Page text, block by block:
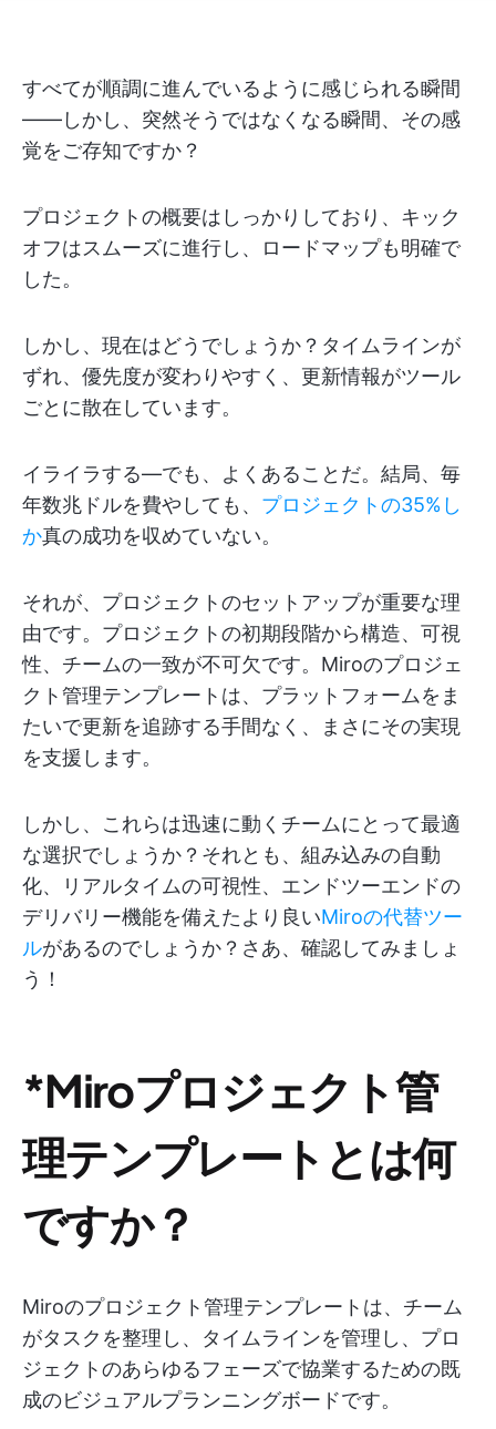
すべてが順調に進んでいるように感じられる瞬間
——しかし、突然そうではなくなる瞬間、その感
覚をご存知ですか？
プロジェクトの概要はしっかりしており、キック
オフはスムーズに進行し、ロードマップも明確で
した。
しかし、現在はどうでしょうか？タイムラインが
ずれ、優先度が変わりやすく、更新情報がツール
ごとに散在しています。
イライラする—でも、よくあることだ。結局、毎
年数兆ドルを費やしても、 プロジェクトの35%し
か真の成功を収めていない。
それが、プロジェクトのセットアップが重要な理
由です。プロジェクトの初期段階から構造、可視
性、チームの一致が不可欠です。Miroのプロジェ
クト管理テンプレートは、プラットフォームをま
たいで更新を追跡する手間なく、まさにその実現
を支援します。
しかし、これらは迅速に動くチームにとって最適
な選択でしょうか？それとも、組み込みの自動
化、リアルタイムの可視性、エンドツーエンドの
デリバリー機能を備えたより良いMiroの代替ツー
ルがあるのでしょうか？さあ、確認してみましょ
う！
*Miroプロジェクト管
理テンプレートとは何
ですか？
Miroのプロジェクト管理テンプレートは、チーム
がタスクを整理し、タイムラインを管理し、プロ
ジェクトのあらゆるフェーズで協業するための既
成のビジュアルプランニングボードです。